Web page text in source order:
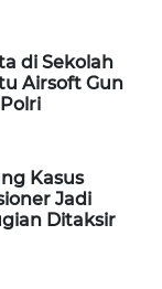
di Sekolah
Airsoft Gun
Kasus
Jadi
Ditaksir